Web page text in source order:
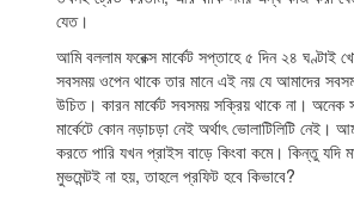
যেত।
আমি বললাম ফরেক্স মার্কেট সপ্তাহে ৫ দিন ২৪ ঘণ্টাই
সবসময় ওপেন থাকে তার মানে এই নয় যে আমাদের
উচিত। কারন মার্কেট সবসময় সক্রিয় থাকে না। অনেক
মার্কেটে কোন নড়াচড়া নেই অর্থাৎ ভোলাটিলিটি নেই।
করতে পারি যখন প্রাইস বাড়ে কিংবা কমে। কিন্তু যদি
মুভমেন্টই না হয়, তাহলে প্রফিট হবে কিভাবে?